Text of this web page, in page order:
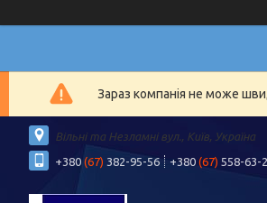
Зараз компанія не може
Вільні та Незламні вул., Київ, Україна
+380 (67) 382-95-56 +380 (67) 558-63-